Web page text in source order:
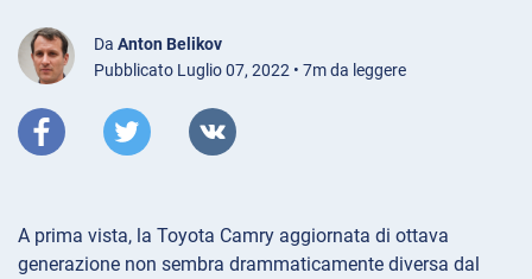
Da Anton Belikov
Pubblicato Luglio 07, 2022 • 7m da leggere
A prima vista, la Toyota Camry aggiornata di ottava
generazione non sembra drammaticamente diversa dal